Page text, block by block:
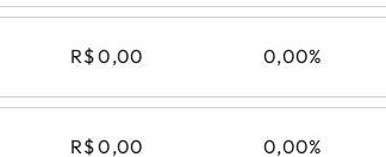
R$ 0,00 0,00%
R$ 0,00 0,00%